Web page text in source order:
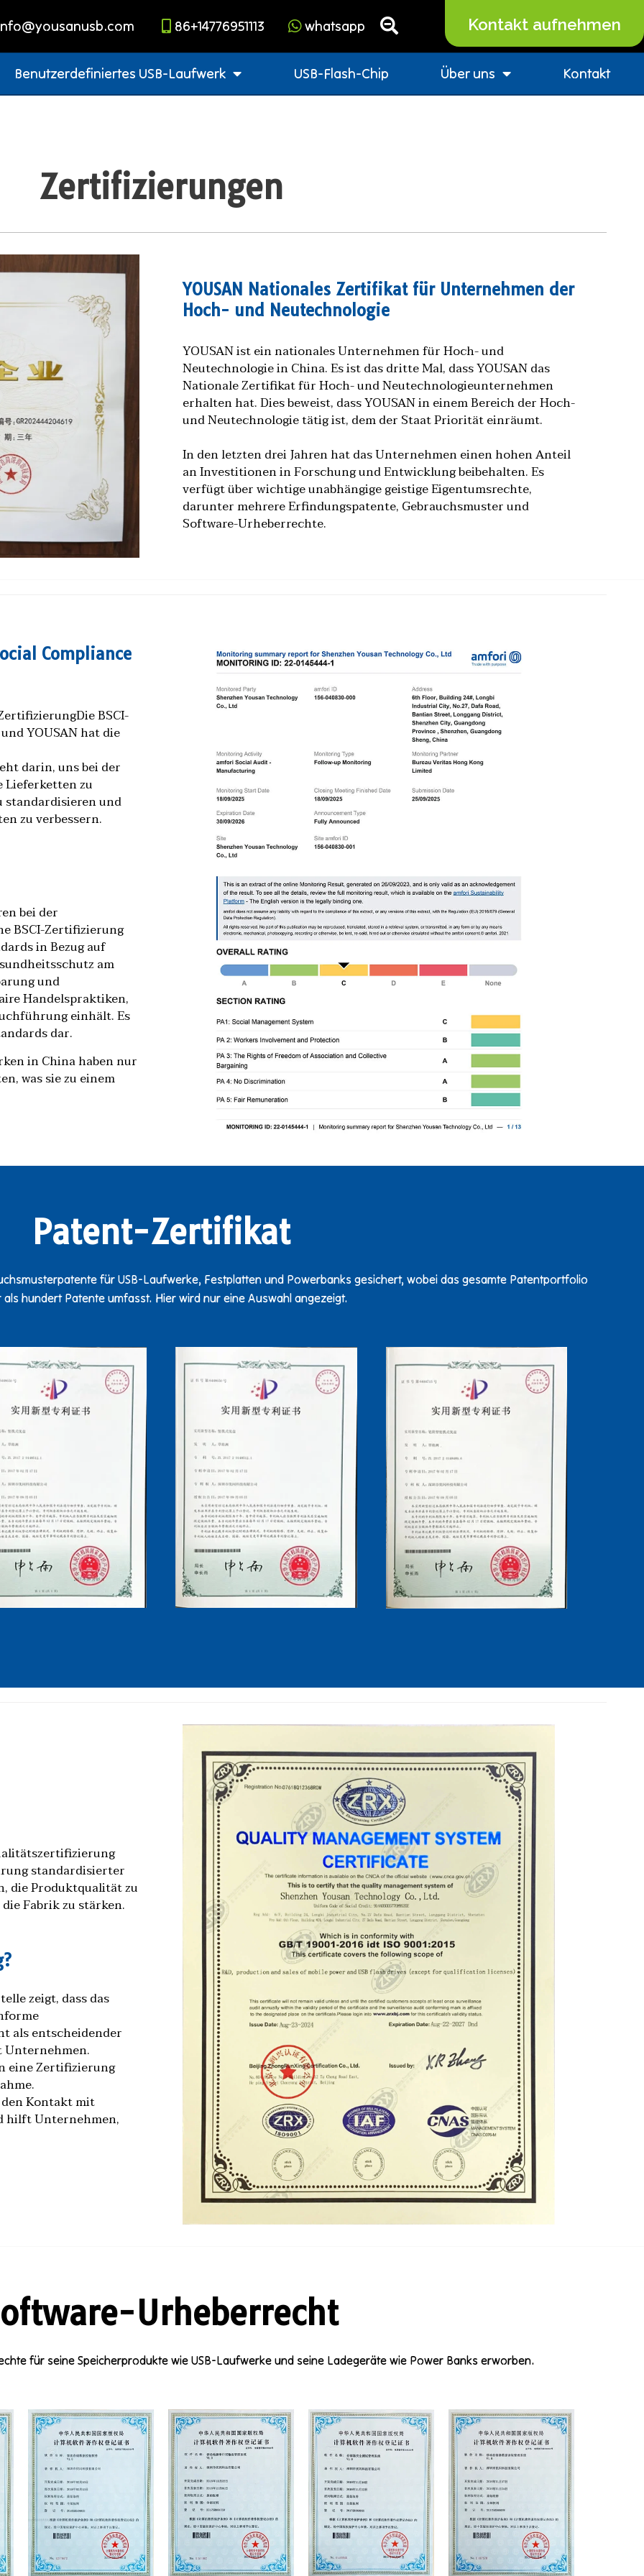
86+14776951113 whatsapp Kontakt aufnehmen
Benutzerdefiniertes USB-Laufwerk USB-Flash-Chip Über uns Kontakt
Zertifizierungen
YOUSAN Nationales Zertifikat für Unternehmen der
Hoch- und Neutechnologie
YOUSAN ist ein nationales Unternehmen für Hoch- und
Neutechnologie in China. Es ist das dritte Mal, dass YOUSAN das
Nationale Zertifikat für Hoch- und Neutechnologieunternehmen
erhalten hat. Dies beweist, dass YOUSAN in einem Bereich der Hoch-
und Neutechnologie tätig ist, dem der Staat Priorität einräumt.
In den letzten drei Jahren hat das Unternehmen einen hohen Anteil
an Investitionen in Forschung und Entwicklung beibehalten. Es
verfügt über wichtige unabhängige geistige Eigentumsrechte,
darunter mehrere Erfindungspatente, Gebrauchsmuster und
Software-Urheberrechte.
Compliance
BSCI-
YOUSAN hat die
darin, uns bei der
Lieferketten zu
standardisieren und
zu verbessern.
bei der
BSCI-Zertifizierung
in Bezug auf
am
und
Handelspraktiken,
einhält. Es
dar.
in China haben nur
was sie zu einem
Patent-Zertifikat
für USB-Laufwerke, Festplatten und Powerbanks gesichert, wobei das gesamte Patentportfolio
als hundert Patente umfasst. Hier wird nur eine Auswahl angezeigt.
standardisierter
die Produktqualität zu
Fabrik zu stärken.
zeigt, dass das
als entscheidender
Unternehmen.
eine Zertifizierung
Kontakt mit
hilft Unternehmen,
Urheberrecht
für seine Speicherprodukte wie USB-Laufwerke und seine Ladegeräte wie Power Banks erworben.